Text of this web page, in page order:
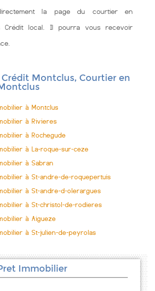
la page du courtier en
Crédit local. Il pourra vous recevoir
Montclus, Courtier en
à Montclus
à Rivieres
à Rochegude
à La-roque-sur-ceze
à Sabran
à St-andre-de-roquepertuis
à St-andre-d-olerargues
à St-christol-de-rodieres
à Aigueze
à St-julien-de-peyrolas
Immobilier